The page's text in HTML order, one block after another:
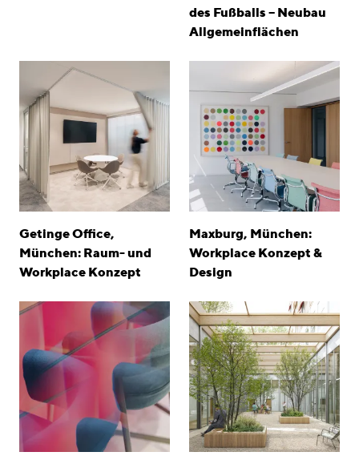
des Fußballs – Neubau
Allgemeinflächen
Getinge Office,
München: Raum- und
Workplace Konzept
Maxburg, München:
Workplace Konzept &
Design